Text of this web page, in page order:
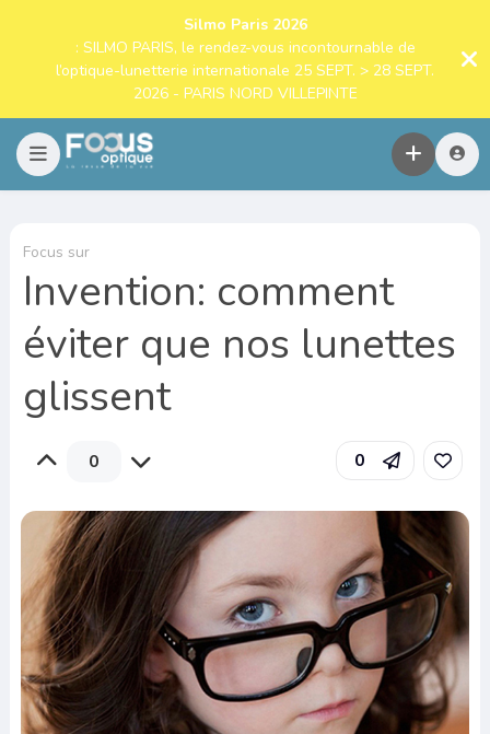
Silmo Paris 2026
: SILMO PARIS, le rendez-vous incontournable de
l’optique-lunetterie internationale 25 SEPT. > 28 SEPT.
2026 - PARIS NORD VILLEPINTE
Focus sur
Invention: comment
éviter que nos lunettes
glissent
0 0